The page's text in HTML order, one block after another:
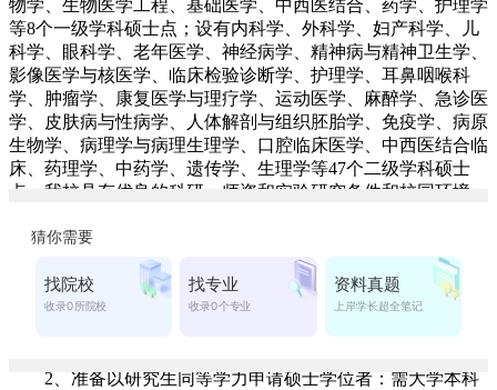
物学、生物医学工程、基础医学、中西医结合、药学、护理学
等8个一级学科硕士点；设有内科学、外科学、妇产科学、儿
科学、眼科学、老年医学、神经病学、精神病与精神卫生学、
影像医学与核医学、临床检验诊断学、护理学、耳鼻咽喉科
学、肿瘤学、康复医学与理疗学、运动医学、麻醉学、急诊医
学、皮肤病与性病学、人体解剖与组织胚胎学、免疫学、病原
生物学、病理学与病理生理学、口腔临床医学、中西医结合临
床、药理学、中药学、遗传学、生理学等47个二级学科硕士
点。我校具有优良的科研、师资和实验研究条件和校园环境。
业同等学力人员硕士学位的资格。现经省学位办批准，我院
2012年度将开设临床医学、临床检验诊断学、护理学、药学四
个专业的课程进修班。
一．招生对象及条件：
1、具有良好个人素质、身体健康的从事医药卫生事业人
2、准备以研究生同等学力申请硕士学位者：需大学本科